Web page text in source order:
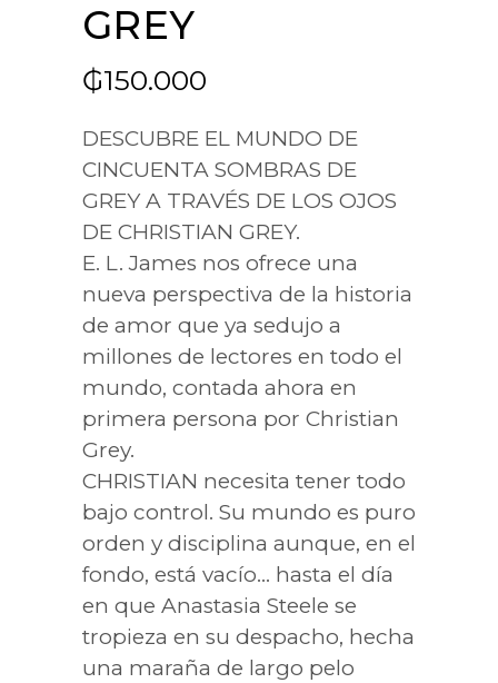
GREY
₲150.000
DESCUBRE EL MUNDO DE
CINCUENTA SOMBRAS DE
GREY A TRAVÉS DE LOS OJOS
DE CHRISTIAN GREY.
E. L. James nos ofrece una
nueva perspectiva de la historia
de amor que ya sedujo a
millones de lectores en todo el
mundo, contada ahora en
primera persona por Christian
Grey.
CHRISTIAN necesita tener todo
bajo control. Su mundo es puro
orden y disciplina aunque, en el
fondo, está vacío… hasta el día
en que Anastasia Steele se
tropieza en su despacho, hecha
una maraña de largo pelo